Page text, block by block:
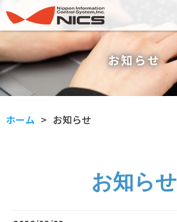
お知らせ
ホーム お知らせ
お知らせ